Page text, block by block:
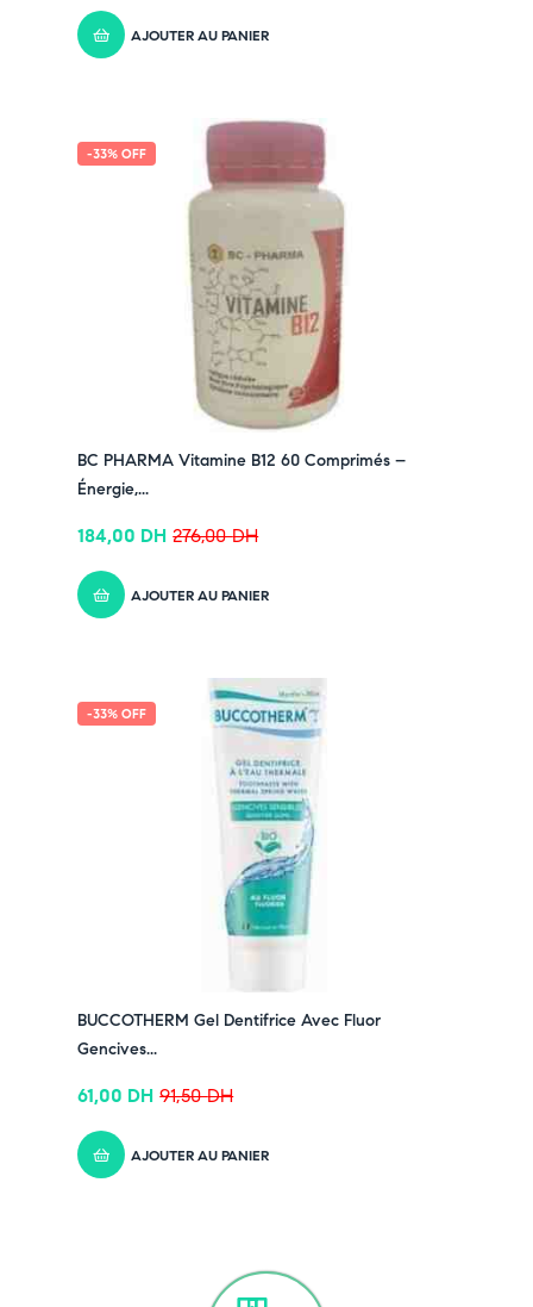
AJOUTER AU PANIER
-33% OFF
BC PHARMA Vitamine B12 60 Comprimés –
Énergie,...
276,00DH
184,00 DH
AJOUTER AU PANIER
-33% OFF
BUCCOTHERM Gel Dentifrice Avec Fluor
Gencives...
91,50DH
61,00 DH
AJOUTER AU PANIER